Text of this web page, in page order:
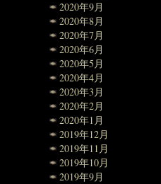
2020年9月
2020年8月
2020年7月
2020年6月
2020年5月
2020年4月
2020年3月
2020年2月
2020年1月
2019年12月
2019年11月
2019年10月
2019年9月